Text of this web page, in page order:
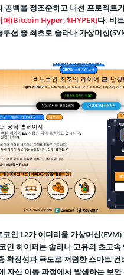
공백을 정조준하고 나선 프로젝트
퍼(Bitcoin Hyper, $HYPER)다. 비
루션 중 최초로 솔라나 가상머신
인 L2가 이더리움 가상머신
인 하이퍼는 솔라나 고유의 초고속
확정성과 극도로 저렴한 스마트
자산 이동 과정에서 발생하는 보